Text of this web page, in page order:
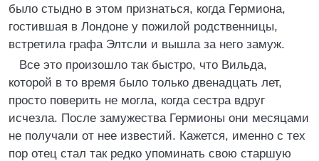
было стыдно в этом признаться, когда Гермиона,
гостившая в Лондоне у пожилой родственницы,
встретила графа Элтсли и вышла за него замуж.
Все это произошло так быстро, что Вильда,
которой в то время было только двенадцать лет,
просто поверить не могла, когда сестра вдруг
исчезла. После замужества Гермионы они месяцами
не получали от нее известий. Кажется, именно с тех
пор отец стал так редко упоминать свою старшую